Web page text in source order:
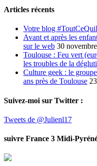
Articles récents
Votre blog
Avant et après les
sur le web 30
Toulouse : Feu vert
les troubles de la
Culture geek : le
ans près de Toulouse
Suivez-moi sur Twitter :
Tweets de @Julienl17
suivre France 3 Midi-